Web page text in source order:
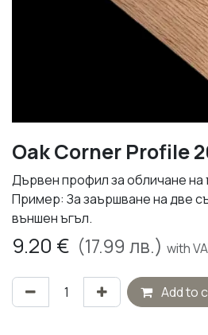
Oak Corner Profile
Дървен профил за обличане на
Пример: За заършване на две
външен ъгъл.
9.20 € (17.99 лв.) with
Add to